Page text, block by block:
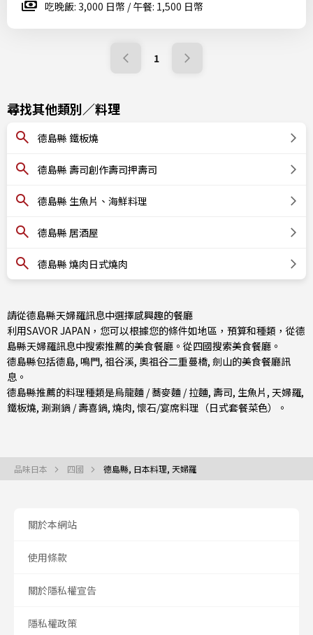
吃晚飯: 3,000 日幣 / 午餐: 1,500 日幣
1
尋找其他類別／料理
德島縣 鐵板燒
德島縣 壽司創作壽司押壽司
德島縣 生魚片、海鮮料理
德島縣 居酒屋
德島縣 燒肉日式燒肉
請從德島縣天婦羅訊息中選擇感興趣的餐廳
利用SAVOR JAPAN，您可以根據您的條件如地區，預算和種類，從德
島縣天婦羅訊息中搜索推薦的美食餐廳。從四國搜索美食餐廳。
德島縣包括德島, 鳴門, 祖谷溪, 奧祖谷二重蔓橋, 劍山的美食餐廳訊
息。
德島縣推薦的料理種類是烏龍麵 / 蕎麥麵 / 拉麵, 壽司, 生魚片 , 天婦羅,
鐵板燒, 涮涮鍋 / 壽喜鍋, 燒肉, 懷石/宴席料理（日式套餐菜色） 。
品味日本 四國 德島縣, 日本料理, 天婦羅
關於本網站
使用條款
關於隱私權宣告
隱私權政策